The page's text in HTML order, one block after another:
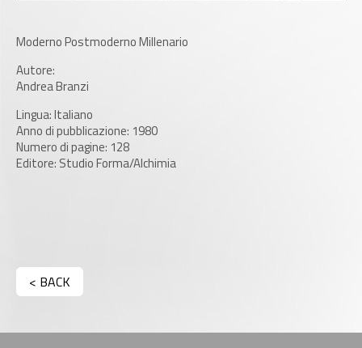
Moderno Postmoderno Millenario
Autore:
Andrea Branzi
Lingua: Italiano
Anno di pubblicazione: 1980
Numero di pagine: 128
Editore: Studio Forma/Alchimia
< BACK